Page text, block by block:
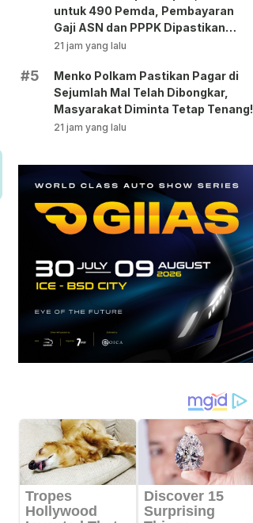
untuk 490 Pemda, Pembayaran
Gaji ASN dan PPPK Dipastikan
Tetap Berjalan!
21 jam yang lalu
#5
Menko Polkam Pastikan Pagar di
Sejumlah Mal Telah Dibongkar,
Masyarakat Diminta Tetap Tenang!
21 jam yang lalu